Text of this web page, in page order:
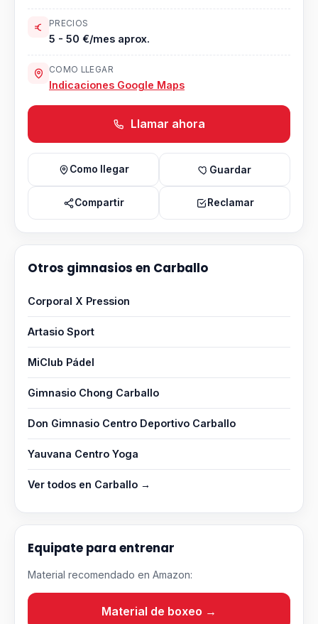
PRECIOS
5 - 50 €/mes aprox.
COMO LLEGAR
Indicaciones Google Maps
Llamar ahora
Como llegar Guardar
Compartir Reclamar
Otros gimnasios en Carballo
Corporal X Pression
Artasio Sport
MiClub Pádel
Gimnasio Chong Carballo
Don Gimnasio Centro Deportivo Carballo
Yauvana Centro Yoga
Ver todos en Carballo →
Equipate para entrenar
Material recomendado en Amazon:
Material de boxeo →